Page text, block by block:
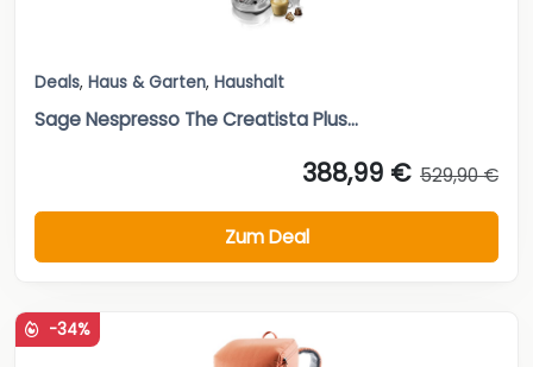
Deals, Haus & Garten, Haushalt
Sage Nespresso The Creatista Plus...
388,99 € 529,90 €
Zum Deal
-34%